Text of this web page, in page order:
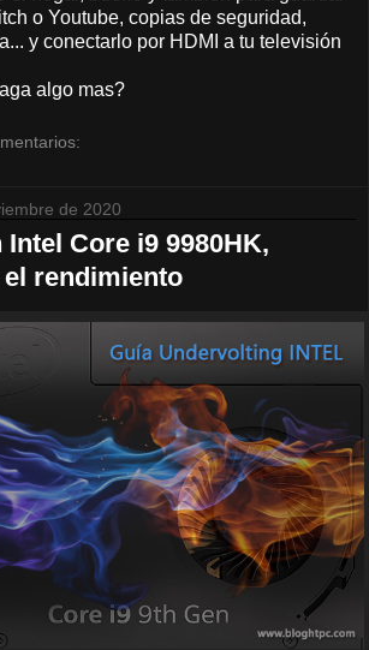
o Youtube, copias de seguridad,
y conectarlo por HDMI a tu televisión
algo mas?
de 2020
Core i9 9980HK,
rendimiento